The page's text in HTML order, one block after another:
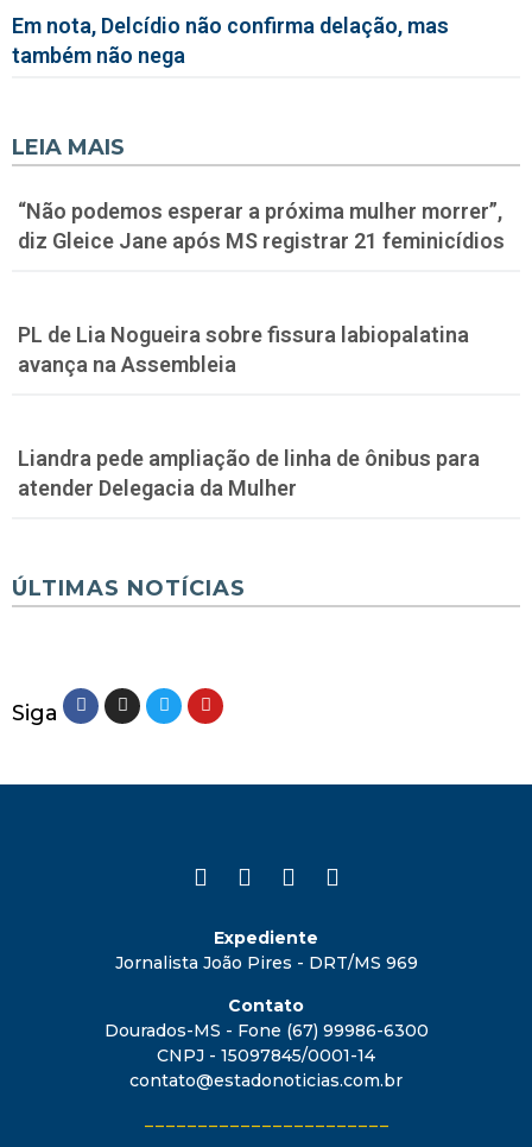
Em nota, Delcídio não confirma delação, mas
também não nega
LEIA MAIS
“Não podemos esperar a próxima mulher morrer”,
diz Gleice Jane após MS registrar 21 feminicídios
PL de Lia Nogueira sobre fissura labiopalatina
avança na Assembleia
Liandra pede ampliação de linha de ônibus para
atender Delegacia da Mulher
ÚLTIMAS NOTÍCIAS
Siga
Expediente
Jornalista João Pires - DRT/MS 969
Contato
Dourados-MS - Fone (67) 99986-6300
CNPJ - 15097845/0001-14
contato@estadonoticias.com.br